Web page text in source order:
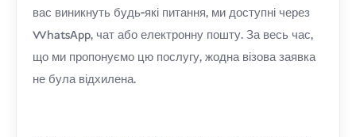
вас виникнуть будь-які питання, ми доступні через
WhatsApp, чат або електронну пошту. За весь час,
що ми пропонуємо цю послугу, жодна візова заявка
не була відхилена.